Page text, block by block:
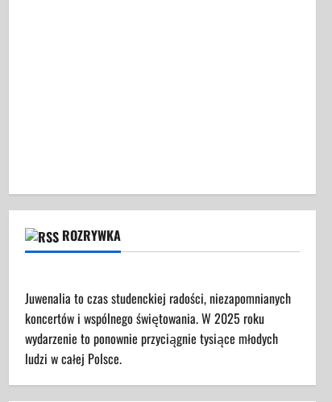
ROZRYWKA
Juwenalia to czas studenckiej radości, niezapomnianych
koncertów i wspólnego świętowania. W 2025 roku
wydarzenie to ponownie przyciągnie tysiące młodych
ludzi w całej Polsce.